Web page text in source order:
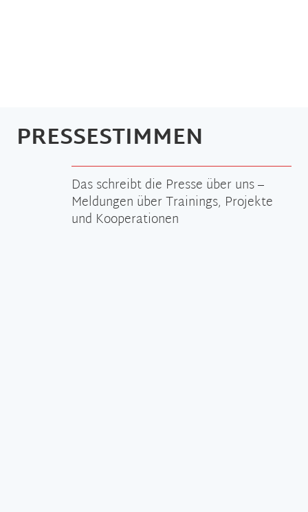
PRESSESTIMMEN
Das schreibt die Presse über uns –
Meldungen über Trainings, Projekte
und Kooperationen